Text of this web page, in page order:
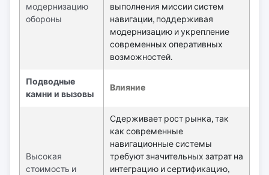
модернизацию
обороны
выполнения миссии систем
навигации, поддерживая
модернизацию и укрепление
современных оперативных
возможностей.
Подводные
камни и вызовы
Влияние
Высокая
стоимость и
Сдерживает рост рынка, так
как современные
навигационные системы
требуют значительных затрат на
интеграцию и сертификацию,